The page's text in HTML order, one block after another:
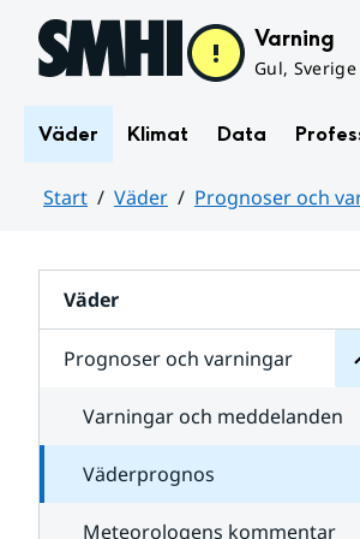
Hoppa till sidans innehåll Varning
Gul, Sverige
Väder Klimat Data
Start Väder Prognoser och
Väder
Prognoser och varningar
Varningar och meddelanden
Väderprognos
Meteorologens kommentar